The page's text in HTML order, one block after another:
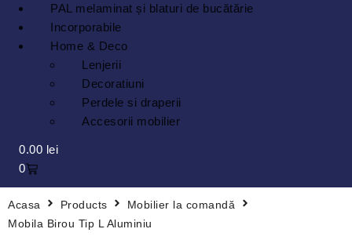
PAL melaminat și blaturi de bucătărie
Incorporabile
Home & Deco
Lenjerii
Decoratiuni
Perdele si draperii
Accesorii mobilier
0.00 lei
0
Acasa Products
Mobilier la comandă
Mobila Birou Tip L Aluminiu